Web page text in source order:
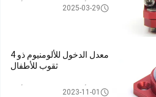
صناعة الأطراف الاصطناعية للأطف
2025-03-29
معدل الدخول للألومنيوم ذو 4
ثقوب للأطفال
صناعة الأطراف الاصطناعية للأطف
2023-11-01